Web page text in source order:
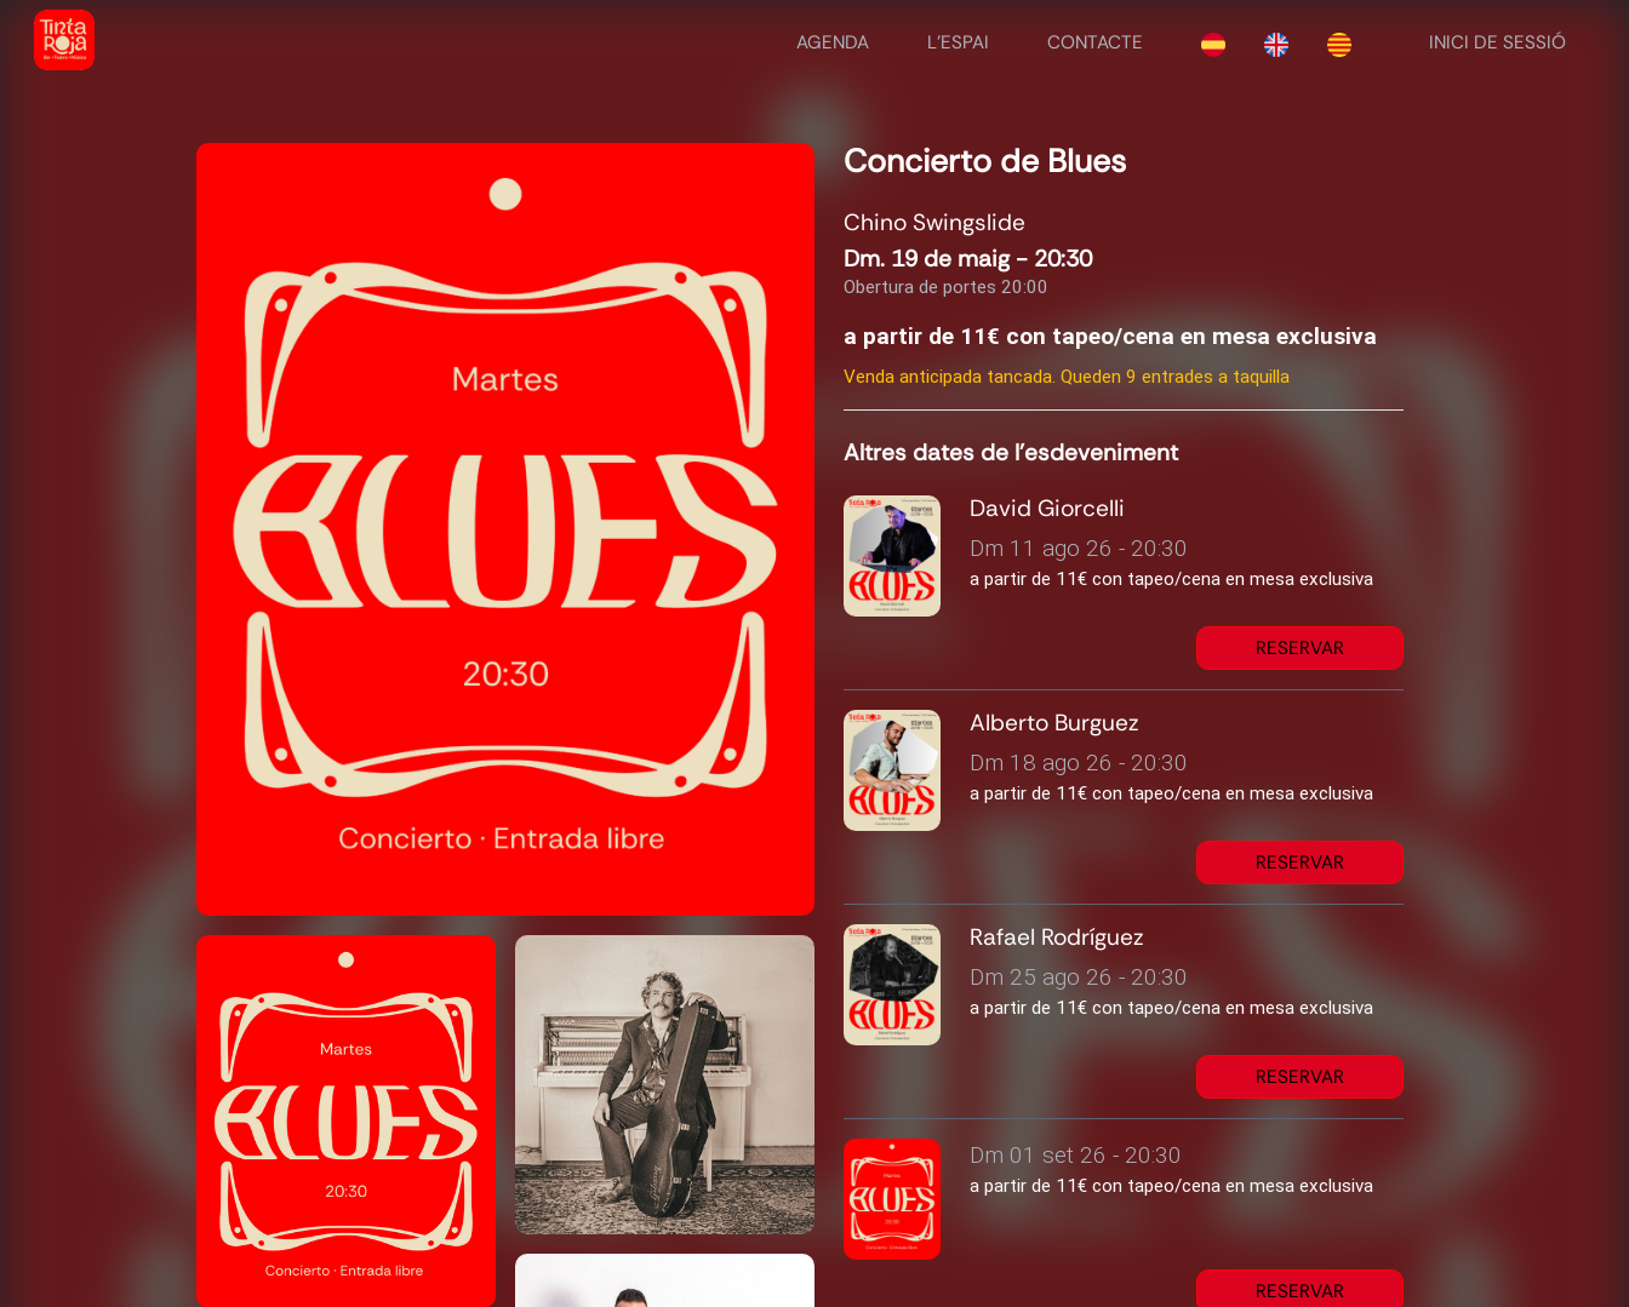
AGENDA L'ESPAI CONTACTE INICI DE SESSIÓ
Concierto de Blues
Chino Swingslide
Dm. 19 de maig - 20:30
Obertura de portes 20:00
a partir de 11€ con tapeo/cena en mesa exclusiva
Venda anticipada tancada. Queden 9 entrades a taquilla
Altres dates de l'esdeveniment
David Giorcelli
Dm 11 ago 26 - 20:30
a partir de 11€ con tapeo/cena en mesa exclusiva
RESERVAR
Alberto Burguez
Dm 18 ago 26 - 20:30
a partir de 11€ con tapeo/cena en mesa exclusiva
RESERVAR
Rafael Rodríguez
Dm 25 ago 26 - 20:30
a partir de 11€ con tapeo/cena en mesa exclusiva
RESERVAR
Dm 01 set 26 - 20:30
a partir de 11€ con tapeo/cena en mesa exclusiva
RESERVAR